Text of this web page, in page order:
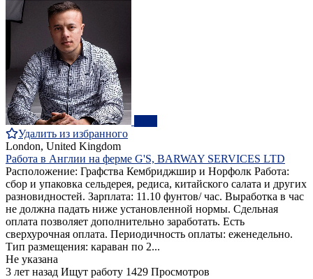
Удалить из избранного
London, United Kingdom
Работа в Англии на ферме G'S, BARWAY SERVICES LTD
Расположение: Графства Кембриджшир и Норфолк Работа:
сбор и упаковка сельдерея, редиса, китайского салата и других
разновидностей. Зарплата: 11.10 фунтов/ час. Выработка в час
не должна падать ниже установленной нормы. Сдельная
оплата позволяет дополнительно заработать. Есть
сверхурочная оплата. Периодичность оплаты: еженедельно.
Тип размещения: караван по 2...
Не указана
3 лет назад Ищут работу 1429 Просмотров